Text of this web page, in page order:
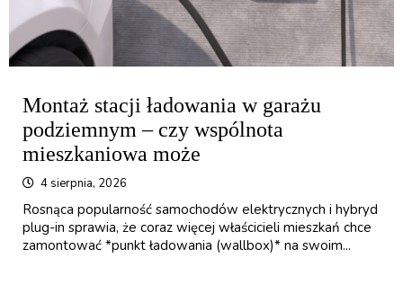
Montaż stacji ładowania w garażu
podziemnym – czy wspólnota
mieszkaniowa może
4 sierpnia, 2026
Rosnąca popularność samochodów elektrycznych i hybryd
plug-in sprawia, że coraz więcej właścicieli mieszkań chce
zamontować *punkt ładowania (wallbox)* na swoim...